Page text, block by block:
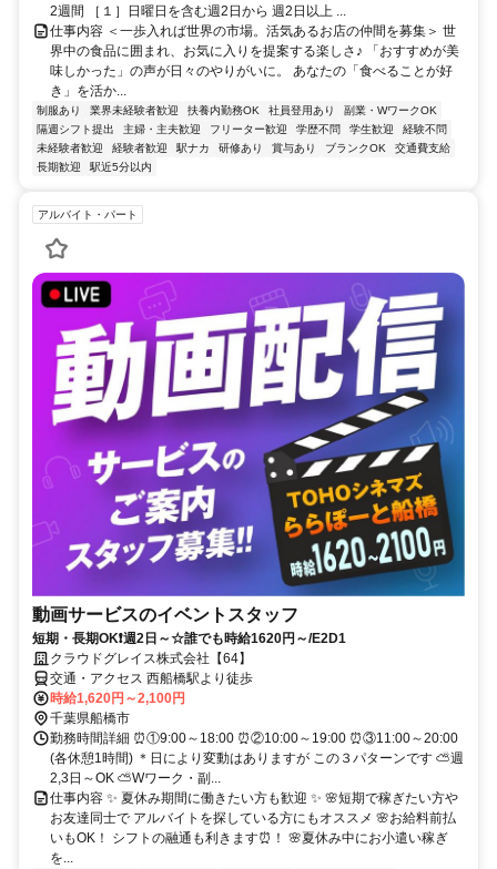
2週間 ［１］日曜日を含む週2日から 週2日以上 ...
仕事内容 ＜一歩入れば世界の市場。活気あるお店の仲間を募集＞ 世
界中の食品に囲まれ、お気に入りを提案する楽しさ♪ 「おすすめが美
味しかった」の声が日々のやりがいに。 あなたの「食べることが好
き」を活か...
制服あり 業界未経験者歓迎 扶養内勤務OK 社員登用あり
副業・WワークOK
隔週シフト提出
主婦・主夫歓迎 フリーター歓迎 学歴不問 学生歓迎
経験不問
未経験者歓迎
経験者歓迎 駅ナカ 研修あり 賞与あり ブランクOK
交通費支給
長期歓迎
駅近5分以内
アルバイト・パート
動画サービスのイベントスタッフ
短期・長期OK❗週2日～☆誰でも時給1620円～/E2D1
クラウドグレイス株式会社【64】
交通・アクセス 西船橋駅より徒歩
時給1,620円～2,100円
千葉県船橋市
勤務時間詳細 ⏰①9:00～18:00 ⏰②10:00～19:00 ⏰③11:00～20:00
(各休憩1時間) ＊日により変動はありますが この３パターンです ⛅週
2,3日～OK ⛅Wワーク・副...
仕事内容 ✨ 夏休み期間に働きたい方も歓迎 ✨ 🌸短期で稼ぎたい方や
お友達同士で アルバイトを探している方にもオススメ 🌸お給料前払
いもOK！ シフトの融通も利きます⏰！ 🌸夏休み中にお小遣い稼ぎ
を...